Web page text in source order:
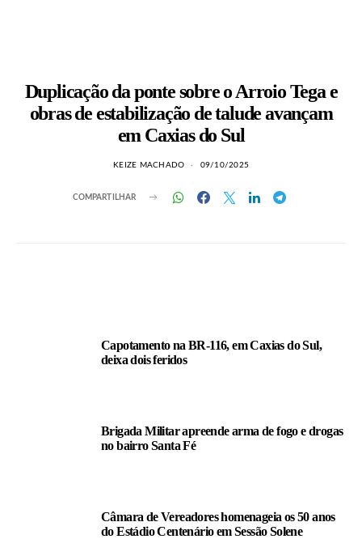
Duplicação da ponte sobre o Arroio Tega e
obras de estabilização de talude avançam
em Caxias do Sul
KEIZE MACHADO 09/10/2025
COMPARTILHAR
Capotamento na BR-116, em Caxias do Sul,
deixa dois feridos
Brigada Militar apreende arma de fogo e drogas
no bairro Santa Fé
Câmara de Vereadores homenageia os 50 anos
do Estádio Centenário em Sessão Solene